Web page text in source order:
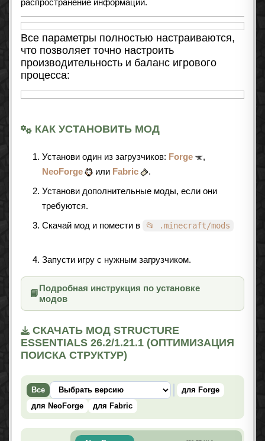
распространение информации.
Все параметры полностью настраиваются,
что позволяет точно настроить
производительность и баланс игрового
процесса:
КАК УСТАНОВИТЬ МОД
Установи один из загрузчиков: Forge
,
NeoForge
или Fabric
.
Установи дополнительные моды, если они
требуются.
Скачай мод и помести в
📂 .minecraft/mods
Запусти игру с нужным загрузчиком.
📘
Подробная инструкция по установке
модов
СКАЧАТЬ МОД STRUCTURE
ESSENTIALS 26.2/1.21.1 (ОПТИМИЗАЦИЯ
ПОИСКА СТРУКТУР)
Все
для Forge
для NeoForge
для Fabric